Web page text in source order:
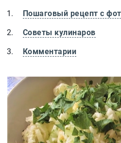
Пошаговый рецепт с
Советы кулинаров
Комментарии
Зеленый салат Щетка